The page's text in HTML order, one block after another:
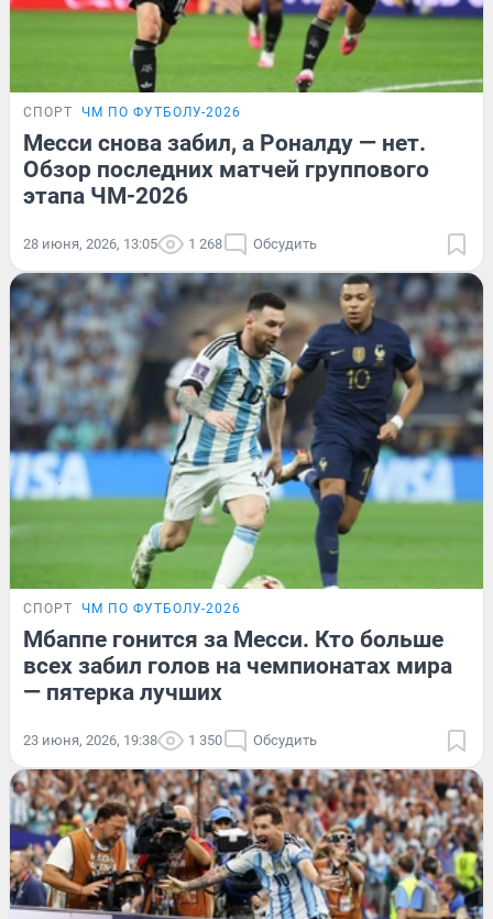
СПОРТ ЧМ ПО ФУТБОЛУ-2026
Месси снова забил, а Роналду — нет.
Обзор последних матчей группового
этапа ЧМ-2026
28 июня, 2026, 13:05 1 268 Обсудить
СПОРТ ЧМ ПО ФУТБОЛУ-2026
Мбаппе гонится за Месси. Кто больше
всех забил голов на чемпионатах мира
— пятерка лучших
23 июня, 2026, 19:38 1 350 Обсудить